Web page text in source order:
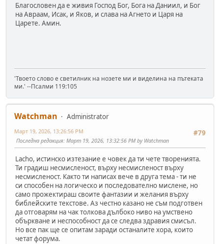
Благословен да е живия Господ Бог, Бога на Даниил, и Бог
на Авраам, Исак, и Яков, и слава на Агнето и Царя на
Царете. Амин.
'Твоето слово е светилник на нозете ми и виделина на пътеката
ми.' --Псалми 119:105
Watchman
Administrator
#79
Март 19, 2026, 13:26:56 PM
Последна редакция: Март 19, 2026, 13:32:56 PM by Watchman
Lacho, истинско изтезание е човек да ти чете творенията.
Ти градиш несмисленост, върху несмисленост върху
несмисленост. Както ти написах вече в друга тема - ти не
си способен на логическо и последователно мислене, но
само прожектираш своите фантазии и желания върху
библейските текстове. Аз честно казано не съм подготвен
да отговарям на чак толкова дълбоко ниво на умствено
объркване и неспособност да се следва здравия смисъл.
Но все пак ще се опитам заради останалите хора, които
четат форума.